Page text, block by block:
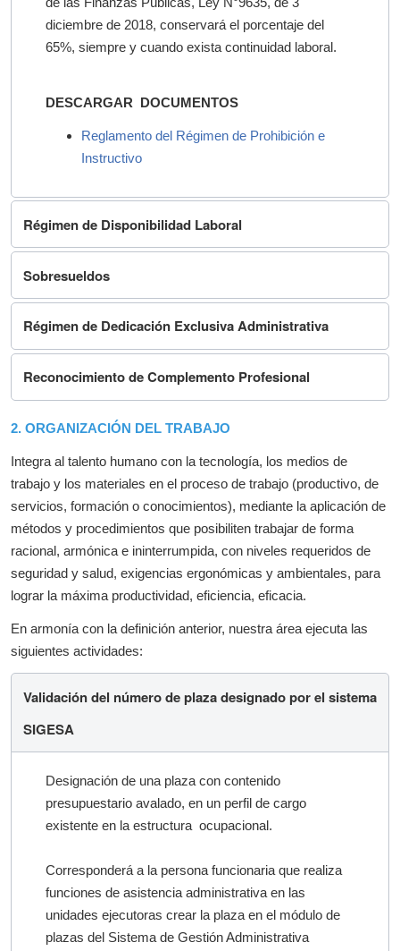
diciembre de 2018, conservará el porcentaje del
65%, siempre y cuando exista continuidad laboral.
DESCARGAR DOCUMENTOS
Reglamento del Régimen de Prohibición e
Instructivo
Régimen de Disponibilidad Laboral
Sobresueldos
Régimen de Dedicación Exclusiva Administrativa
Reconocimiento de Complemento Profesional
2. ORGANIZACIÓN DEL TRABAJO
Integra al talento humano con la tecnología, los medios de
trabajo y los materiales en el proceso de trabajo (productivo, de
servicios, formación o conocimientos), mediante la aplicación de
métodos y procedimientos que posibiliten trabajar de forma
racional, armónica e ininterrumpida, con niveles requeridos de
seguridad y salud, exigencias ergonómicas y ambientales, para
lograr la máxima productividad, eficiencia, eficacia.
En armonía con la definición anterior, nuestra área ejecuta las
siguientes actividades:
Validación del número de plaza designado por el sistema
SIGESA
Designación de una plaza con contenido
presupuestario avalado, en un perfil de cargo
existente en la estructura ocupacional.
Corresponderá a la persona funcionaria que realiza
funciones de asistencia administrativa en las
unidades ejecutoras crear la plaza en el módulo de
plazas del Sistema de Gestión Administrativa